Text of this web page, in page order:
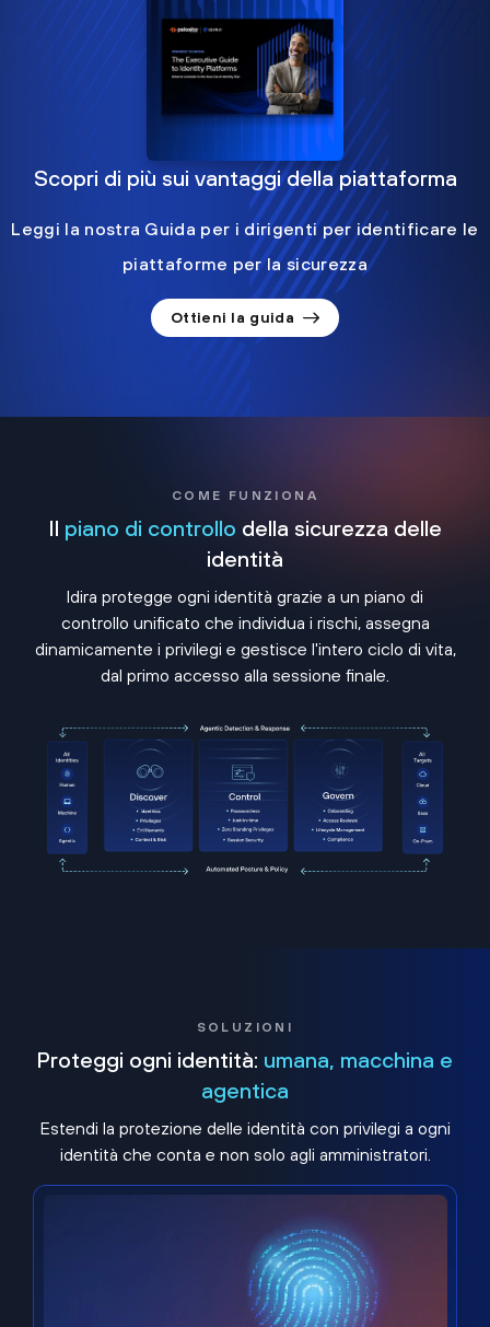
Scopri di più sui vantaggi della piattaforma
Leggi la nostra Guida per i dirigenti per identificare le
piattaforme per la sicurezza
Ottieni la guida
COME FUNZIONA
Il piano di controllo della sicurezza delle
identità
Idira protegge ogni identità grazie a un piano di
controllo unificato che individua i rischi, assegna
dinamicamente i privilegi e gestisce l'intero ciclo di vita,
dal primo accesso alla sessione finale.
SOLUZIONI
Proteggi ogni identità: umana, macchina e
agentica
Estendi la protezione delle identità con privilegi a ogni
identità che conta e non solo agli amministratori.